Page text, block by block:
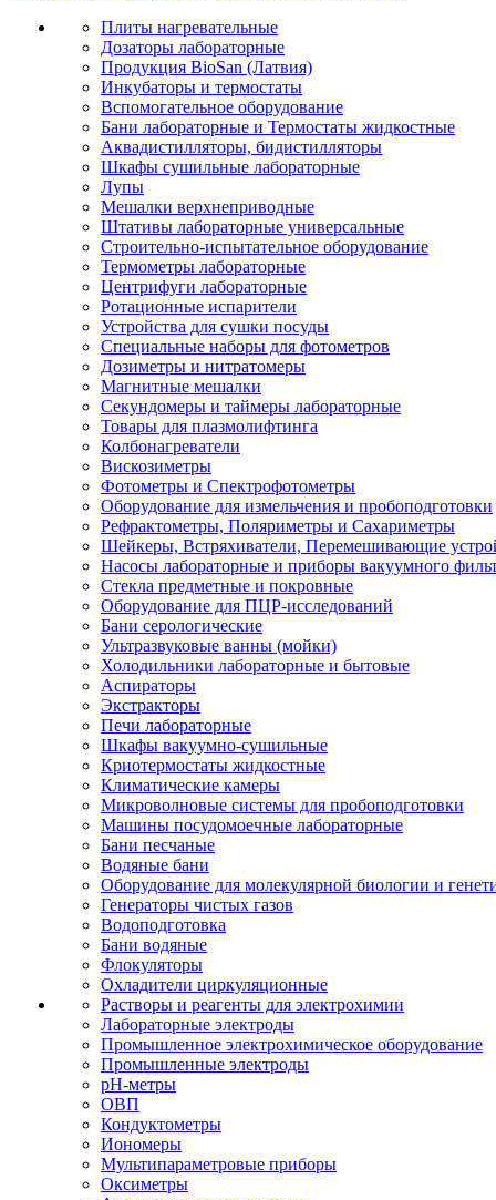
Плиты нагревательные
Дозаторы лабораторные
Продукция BioSan (Латвия)
Инкубаторы и термостаты
Вспомогательное оборудование
Бани лабораторные и Термостаты жидкостные
Аквадистилляторы, бидистилляторы
Шкафы сушильные лабораторные
Лупы
Мешалки верхнеприводные
Штативы лабораторные универсальные
Строительно-испытательное оборудование
Термометры лабораторные
Центрифуги лабораторные
Ротационные испарители
Устройства для сушки посуды
Специальные наборы для фотометров
Дозиметры и нитратомеры
Магнитные мешалки
Секундомеры и таймеры лабораторные
Товары для плазмолифтинга
Колбонагреватели
Вискозиметры
Фотометры и Спектрофотометры
Оборудование для измельчения и пробоподготовки
Рефрактометры, Поляриметры и Сахариметры
Шейкеры, Встряхиватели, Перемешивающие
Насосы лабораторные и приборы вакуумного
Стекла предметные и покровные
Оборудование для ПЦР-исследований
Бани серологические
Ультразвуковые ванны (мойки)
Холодильники лабораторные и бытовые
Аспираторы
Экстракторы
Печи лабораторные
Шкафы вакуумно-сушильные
Криотермостаты жидкостные
Климатические камеры
Микроволновые системы для пробоподготовки
Машины посудомоечные лабораторные
Бани песчаные
Водяные бани
Оборудование для молекулярной биологии и
Генераторы чистых газов
Водоподготовка
Бани водяные
Флокуляторы
Охладители циркуляционные
Растворы и реагенты для электрохимии
Лабораторные электроды
Промышленное электрохимическое оборудование
Промышленные электроды
pH-метры
ОВП
Кондуктометры
Иономеры
Мультипараметровые приборы
Оксиметры